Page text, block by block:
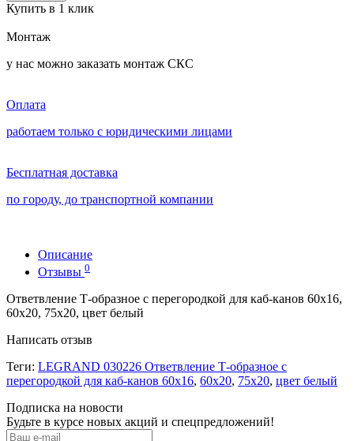
Купить в 1 клик
Монтаж
у нас можно заказать монтаж СКС
Оплата
работаем только с юридическими лицами
Бесплатная доставка
по городу, до транспортной компании
Описание
Отзывы 0
Ответвление Т-образное с перегородкой для каб-канов 60х16,
60х20, 75х20, цвет белый
Написать отзыв
Теги: LEGRAND 030226 Ответвление Т-образное с
перегородкой для каб-канов 60х16, 60х20, 75х20, цвет белый
Подписка на новости
Будьте в курсе новых акций и спецпредложений!